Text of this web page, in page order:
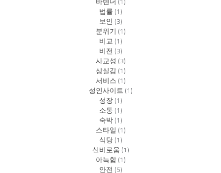
법률(1)
보안(3)
분위기 (1)
비교(1)
비전(3)
사교성 (3)
상실감(1)
서비스(1)
성인사이트(1)
성장(1)
소통(1)
숙박(1)
스타일 (1)
식당(1)
신비로움(1)
아늑함(1)
안전(5)